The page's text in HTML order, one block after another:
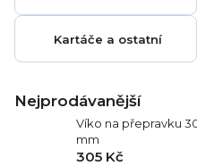
Kartáče a ostatní
Nejprodávanější
Víko na přepravku
mm
305 Kč